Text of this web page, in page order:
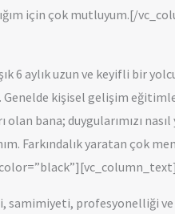
için çok mutluyum.[/
6 aylık uzun ve keyifli bir
Genelde kişisel gelişim
olan bana; duygularımızı
Farkındalık yaratan çok
samimiyeti, profesyonelliği